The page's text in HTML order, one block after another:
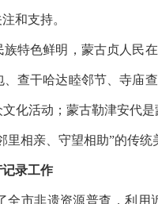
和支持。
色鲜明，蒙古贞人民
查干哈达睦邻节、寺庙
化活动；蒙古勒津安代
相亲、守望相助”的传统
录工作
非遗资源普查，利用